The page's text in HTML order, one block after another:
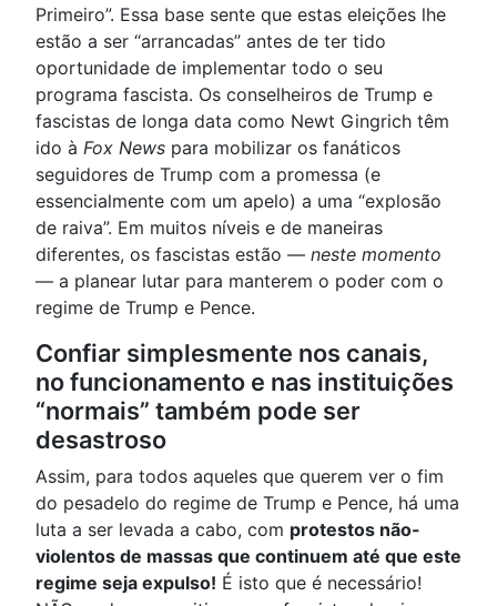
Primeiro”. Essa base sente que estas eleições lhe
estão a ser “arrancadas” antes de ter tido
oportunidade de implementar todo o seu
programa fascista. Os conselheiros de Trump e
fascistas de longa data como Newt Gingrich têm
ido à Fox News para mobilizar os fanáticos
seguidores de Trump com a promessa (e
essencialmente com um apelo) a uma “explosão
de raiva”. Em muitos níveis e de maneiras
diferentes, os fascistas estão — neste momento
— a planear lutar para manterem o poder com o
regime de Trump e Pence.
Confiar simplesmente nos canais,
no funcionamento e nas instituições
“normais” também pode ser
desastroso
Assim, para todos aqueles que querem ver o fim
do pesadelo do regime de Trump e Pence, há uma
luta a ser levada a cabo, com protestos não-
violentos de massas que continuem até que este
regime seja expulso! É isto que é necessário!